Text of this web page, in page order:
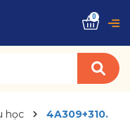
0
học
4A309+310.